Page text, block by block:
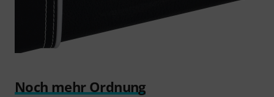
Noch mehr Ordnung